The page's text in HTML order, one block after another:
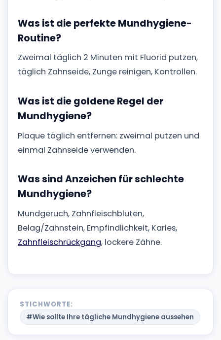
Was ist die perfekte Mundhygiene-
Routine?
Zweimal täglich 2 Minuten mit Fluorid putzen,
täglich Zahnseide, Zunge reinigen, Kontrollen.
Was ist die goldene Regel der
Mundhygiene?
Plaque täglich entfernen: zweimal putzen und
einmal Zahnseide verwenden.
Was sind Anzeichen für schlechte
Mundhygiene?
Mundgeruch, Zahnfleischbluten,
Belag/Zahnstein, Empfindlichkeit, Karies,
Zahnfleischrückgang, lockere Zähne.
STICHWORTE:
#Wie sollte Ihre tägliche Mundhygiene aussehen